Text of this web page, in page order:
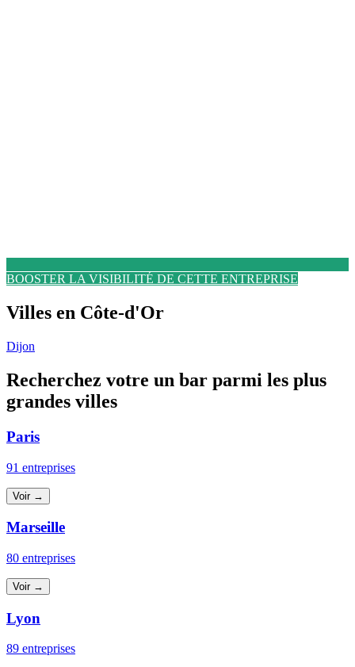
BOOSTER LA VISIBILITÉ DE CETTE ENTREPRISE
Villes en Côte-d'Or
Dijon
Recherchez votre un bar parmi les plus
grandes villes
Paris
91 entreprises
Voir →
Marseille
80 entreprises
Voir →
Lyon
89 entreprises